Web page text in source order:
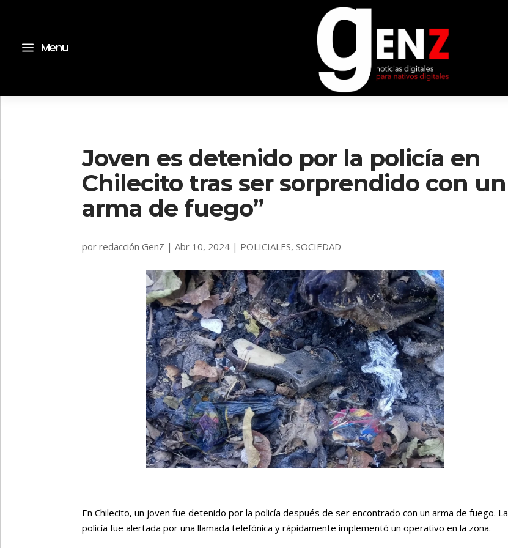
a Menu
Joven es detenido por la policía en
Chilecito tras ser sorprendido con un
arma de fuego”
porredacción GenZ |Abr 10, 2024 | POLICIALES,SOCIEDAD
En Chilecito, un joven fue detenido por la policía después de ser encontrado con un arma de fuego. La
policía fue alertada por una llamada telefónica y rápidamente implementó un operativo en la zona.